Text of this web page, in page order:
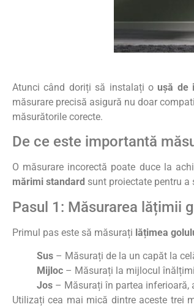
Atunci când doriți să instalați oușă de
măsurare precisă asigură nu doar
măsurătorile corecte.
De ce este importantă
O măsurare incorectă poate duce la
mărimi standard sunt proiectate pentru a
Pasul 1: Măsurarea lățimii
Primul pas este să măsurați lățimea
Sus – Măsurați de la un capăt la
Mijloc – Măsurați la mijlocul
Jos – Măsurați în partea inferioară,
Utilizați cea mai mică dintre aceste trei